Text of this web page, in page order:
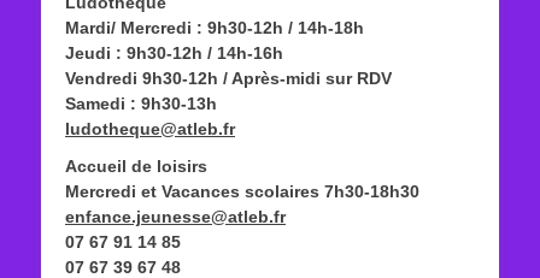
Mardi/ Mercredi : 9h30-12h / 14h-18h
Jeudi : 9h30-12h / 14h-16h
Vendredi 9h30-12h / Après-midi sur RDV
Samedi : 9h30-13h
ludotheque@atleb.fr
Accueil de loisirs
Mercredi et Vacances scolaires 7h30-18h30
enfance.jeunesse@atleb.fr
07 67 91 14 85
07 67 39 67 48